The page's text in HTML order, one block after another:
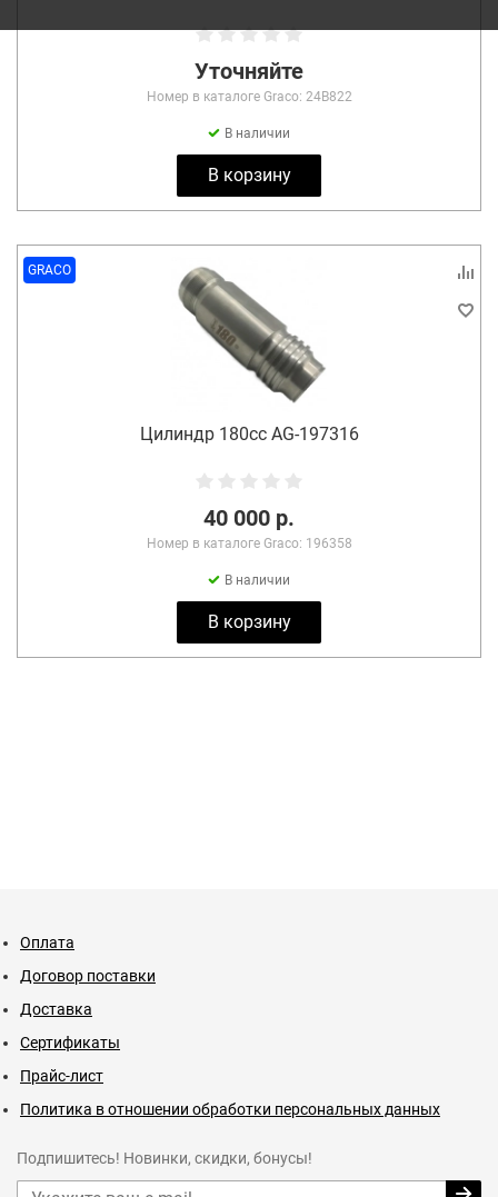
Уточняйте
Номер в каталоге Graco: 24B822
В наличии
В корзину
GRACO
Цилиндр 180cc AG-197316
40 000 р.
Номер в каталоге Graco: 196358
В наличии
В корзину
Оплата
Договор поставки
Доставка
Сертификаты
Прайс-лист
Политика в отношении обработки персональных данных
Подпишитесь! Новинки, скидки, бонусы!